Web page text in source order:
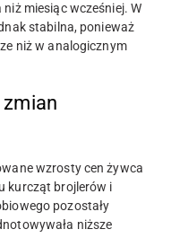
niż miesiąc wcześniej. W
stabilna, ponieważ
niż w analogicznym
zmian
wzrosty cen żywca
kurcząt brojlerów i
pozostały
niższe